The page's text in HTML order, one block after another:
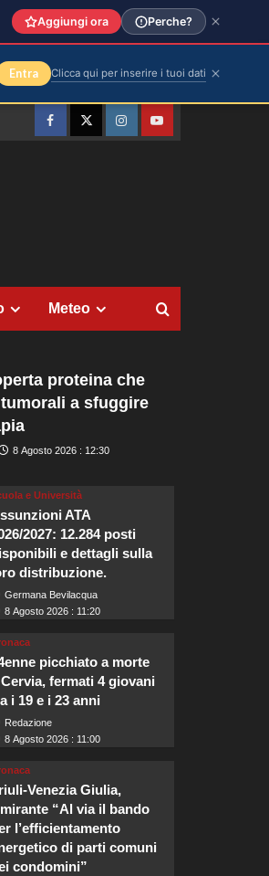
FacebookTwitterInstagramYouTube
Meteo
proteina che
a sfuggire
8 Agosto 2026 : 12:30
e Università
ATA
2027: 12.284 posti
e dettagli sulla
distribuzione.
Germana Bevilacqua
8 Agosto 2026 : 11:20
picchiato a morte
fermati 4 giovani
i 19 e i 23 anni
Redazione
8 Agosto 2026 : 11:00
Venezia Giulia,
“Al via il bando
l’efficientamento
di parti comuni
condomini”
Aggiungi ora Perche?
Entra Clicca qui per inserire i tuoi dati